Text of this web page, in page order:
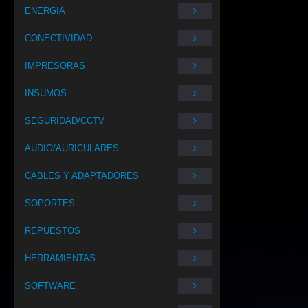
ENERGIA
CONECTIVIDAD
IMPRESORAS
INSUMOS
SEGURIDAD/CCTV
AUDIO/AURICULARES
CABLES Y ADAPTADORES
SOPORTES
REPUESTOS
HERRAMIENTAS
SOFTWARE